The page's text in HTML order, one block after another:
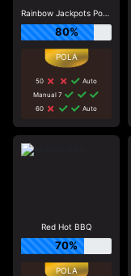
Rainbow Jackpots Power Lines
80%
50
Auto
Manual 7
60
Auto
Red Hot BBQ
70%